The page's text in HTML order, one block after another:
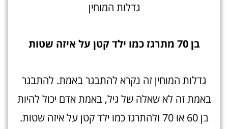
גדלות המוחין
בן 70 מתרגז כמו ילד קטן על איזה שטו ת
גדלות המוחין זה נקרא להתבגר באמת. להתבגר
באמת זה לא שאלה של גיל, באמת אדם יכול להיות
בן 60 או 70 ולהתרגז כמו ילד קטן על איזה שטות.